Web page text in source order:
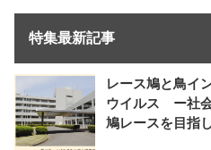
特集最新記事
レース鳩と鳥イ
ウイルス ー社
鳩レースを目指